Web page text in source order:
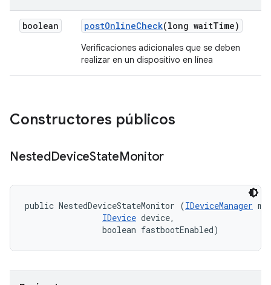
boolean postOnlineCheck(long waitTime)
Verificaciones adicionales que se deben
realizar en un dispositivo en línea
Constructores públicos
NestedDeviceStateMonitor
public NestedDeviceStateMonitor (IDeviceManager
IDevice device,
                boolean fastbootEnabled)